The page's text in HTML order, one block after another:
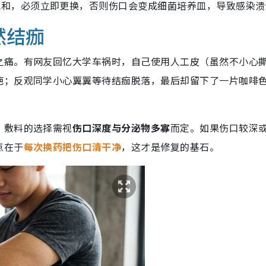
，必须立即更换，否则伤口会变成细菌培养皿，导致感染
结痂
。有网友回忆大学车祸时，自己使用人工皮（虽然不小心
反观同学小心翼翼等待结痂脱落，最后却留下了一片咖啡
料的选择需视伤口深度与分泌物多寡而定。如果伤口较深
在于每次换药把伤口清干净，这才是修复的基石。